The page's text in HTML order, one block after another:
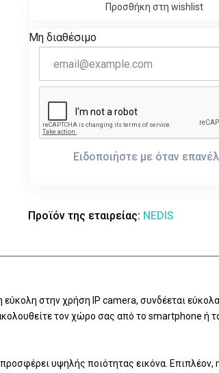
Προσθήκη στη wishlist
Μη διαθέσιμο
Ειδοποιήστε με όταν
Προϊόν της εταιρείας: NEDIS
στην χρήση IP camera, συνδέεται
τον χώρο σας από το smartphone ή
υψηλής ποιότητας εικόνα. Επιπλέον,